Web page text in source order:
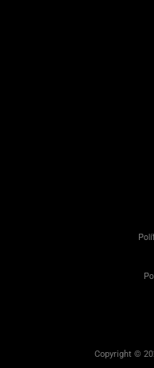
Copyright ©